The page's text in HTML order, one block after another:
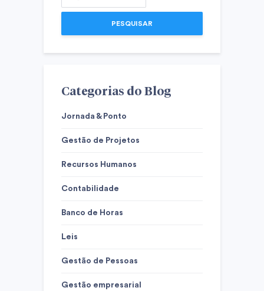
PESQUISAR
Categorias do Blog
Jornada & Ponto
Gestão de Projetos
Recursos Humanos
Contabilidade
Banco de Horas
Leis
Gestão de Pessoas
Gestão empresarial